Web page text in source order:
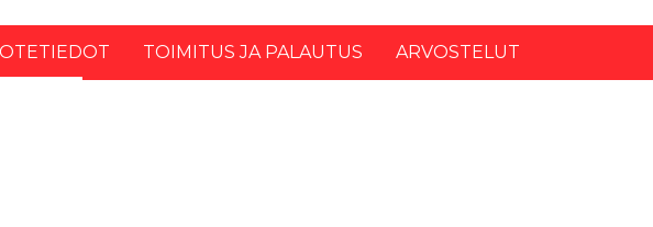
TOIMITUS JA PALAUTUS ARVOSTELUT